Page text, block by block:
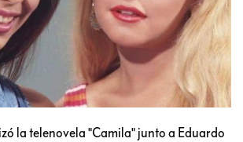
la telenovela "Camila" junto a Eduardo